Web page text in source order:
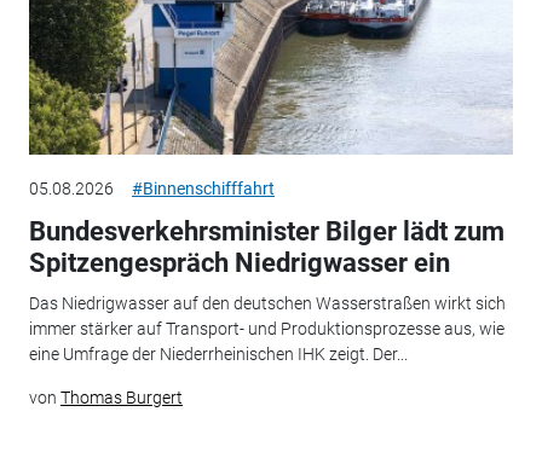
05.08.2026 #Binnenschifffahrt
Bundesverkehrsminister Bilger lädt zum
Spitzengespräch Niedrigwasser ein
Das Niedrigwasser auf den deutschen Wasserstraßen wirkt sich
immer stärker auf Transport- und Produktionsprozesse aus, wie
eine Umfrage der Niederrheinischen IHK zeigt. Der...
von Thomas Burgert